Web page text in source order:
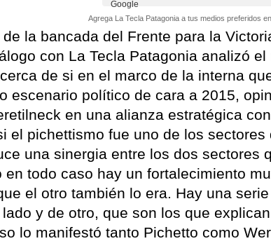
Agrega La Tecla Patagonia a tus medios preferidos
la bancada del Frente para la
con La Tecla Patagonia analizó
de si en el marco de la interna
escenario político de cara a 2015,
en una alianza estratégica
el pichettismo fue uno de los
una sinergia entre los dos sectores
en todo caso hay un fortalecimiento
el otro también lo era. Hay una
y de otro, que son los que
lo manifestó tanto Pichetto como